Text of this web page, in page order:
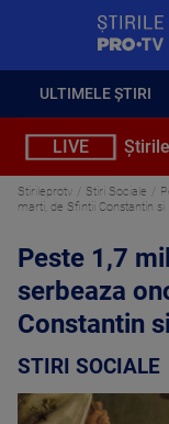
ULTIMELE ȘTIRI
LIVE
Stirileprotv Stiri Sociale
marti, de Sfintii Constantin si
Peste 1,7
serbeaza
Constantin
STIRI SOCIALE